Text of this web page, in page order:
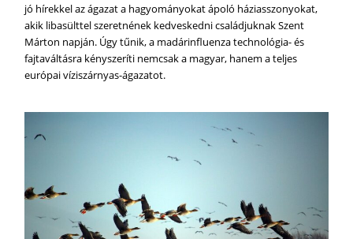
jó hírekkel az ágazat a hagyományokat ápoló háziasszonyokat,
akik libasülttel szeretnének kedveskedni családjuknak Szent
Márton napján. Úgy tűnik, a madárinfluenza technológia- és
fajtaváltásra kényszeríti nemcsak a magyar, hanem a teljes
európai víziszárnyas-ágazatot.